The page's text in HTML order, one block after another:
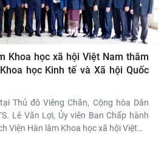
Khoa học xã hội Việt Nam thăm
học Kinh tế và Xã hội Quốc
Thủ đô Viêng Chăn, Cộng hòa Dân
Lê Văn Lợi, Ủy viên Ban Chấp hành
Viện Hàn lâm Khoa học xã hội Việt…